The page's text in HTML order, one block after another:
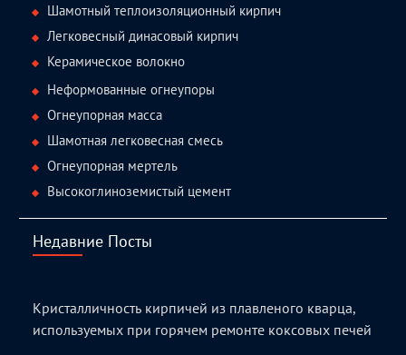
Шамотный теплоизоляционный кирпич
Легковесный динасовый кирпич
Керамическое волокно
Неформованные огнеупоры
Огнеупорная масса
Шамотная легковесная смесь
Огнеупорная мертель
Высокоглиноземистый цемент
Недавние Посты
Кристалличность кирпичей из плавленого кварца,
используемых при горячем ремонте коксовых печей